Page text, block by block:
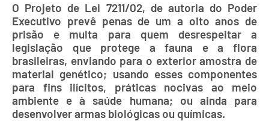
O Projeto de Lei 7211/02, de autoria do Poder
Executivo prevê penas de um a oito anos de
prisão e multa para quem desrespeitar a
legislação que protege a fauna e a flora
brasileiras, enviando para o exterior amostra de
material genético; usando esses componentes
para fins ilícitos, práticas nocivas ao meio
ambiente e à saúde humana; ou ainda para
desenvolver armas biológicas ou químicas.